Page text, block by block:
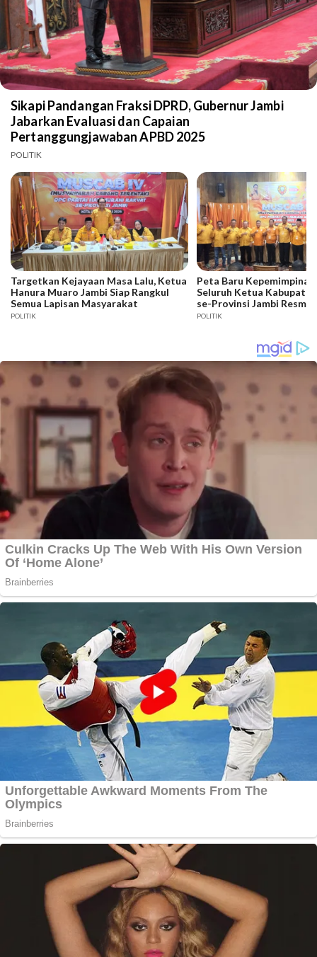
Sikapi Pandangan Fraksi DPRD, Gubernur Jambi
Jabarkan Evaluasi dan Capaian
Pertanggungjawaban APBD 2025
POLITIK
Targetkan Kejayaan Masa Lalu, Ketua
Hanura Muaro Jambi Siap Rangkul
Semua Lapisan Masyarakat
POLITIK
Peta Baru Kepemimpinan
Seluruh Ketua
se-Provinsi Jambi Resmi
POLITIK